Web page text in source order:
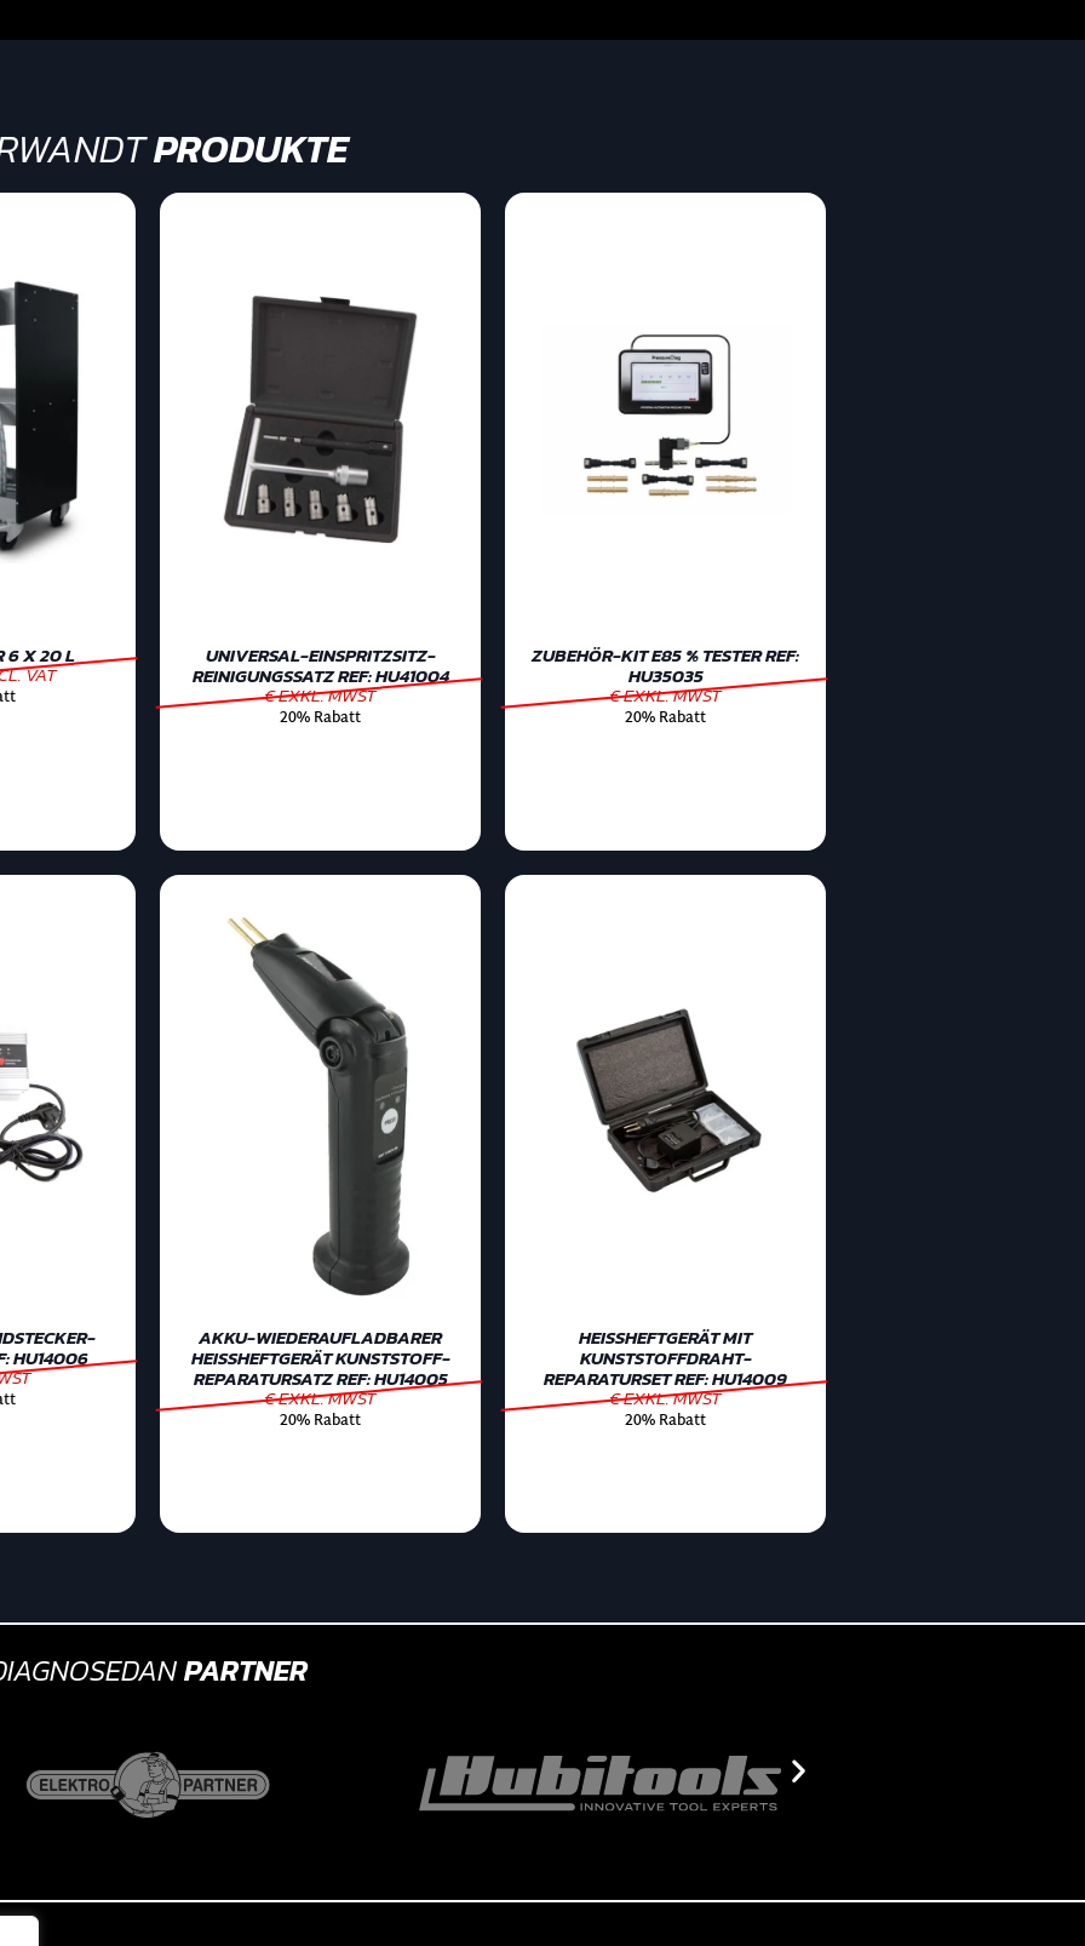
PRODUKTE
6 X 20 L
VAT
UNIVERSAL-EINSPRITZSITZ-
REINIGUNGSSATZ REF: HU41004
€ EXKL. MWST
20% Rabatt
ZUBEHÖR-KIT E85 % TESTER REF:
HU35035
€ EXKL. MWST
20% Rabatt
HU14006
AKKU-WIEDERAUFLADBARER
HEISSHEFTGERÄT KUNSTSTOFF-
REPARATURSATZ REF: HU14005
€ EXKL. MWST
20% Rabatt
HEISSHEFTGERÄT MIT K
UNSTSTOFFDRAHT-R
EPARATURSET REF: HU14009
€ EXKL. MWST
20% Rabatt
PARTNER